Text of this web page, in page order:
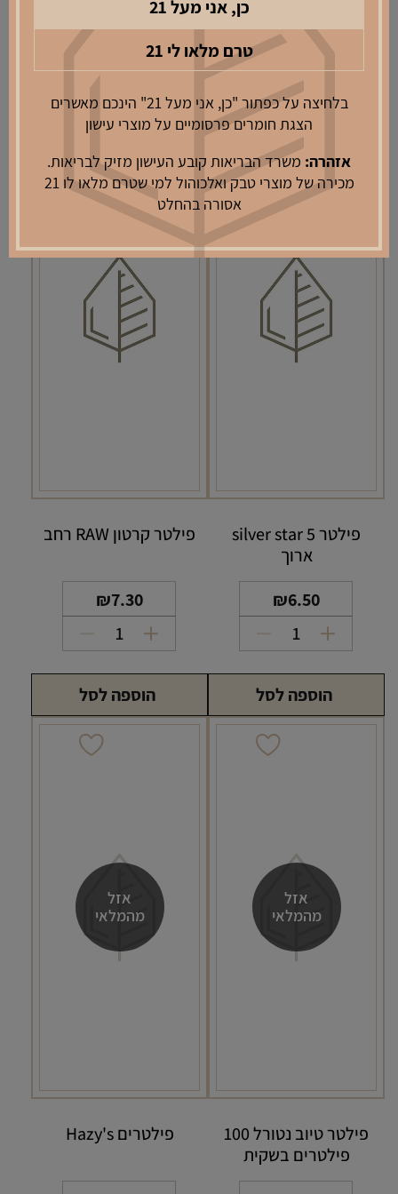
כן, אני מעל 21
טרם מלאו לי 21
בלחיצה על כפתור "כן, אני מעל 21" הינכם מאשרים
הצגת חומרים פרסומיים על מוצרי עישון
אזהרה: משרד הבריאות קובע העישון מזיק לבריאות.
מכירה של מוצרי טבק ואלכוהול למי שטרם מלאו לו 21
אסורה בהחלט
כמות
פילטר
silver
ארוך
הוספה לסל
כמות
של
פילטר
silver
star
קצר
הוספה לסל
פילטר silver star 5
ארוך
₪6.50
כמות
של
פילטר
silver
star
הוספה לסל
פילטר קרטון RAW רחב
₪7.30
כמות
של
פילטר
קרטון
RAW
הוספה לסל
אזל
מהמלאי
פילטר טיוב נטורל 100
פילטרים בשקית
אזל
מהמלאי
פילטרים Hazy's